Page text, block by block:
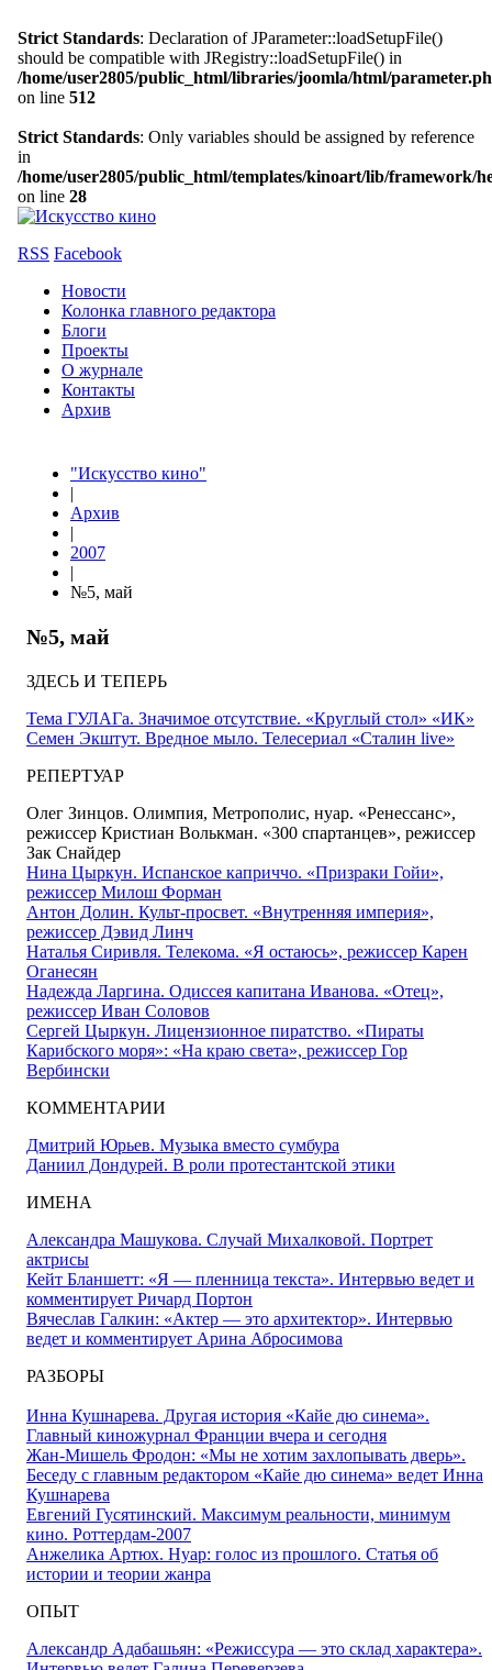
Strict Standards: Declaration of JParameter::loadSetupFile()
should be compatible with JRegistry::loadSetupFile() in
/home/user2805/public_html/libraries/joomla/html/
on line 512
Strict Standards: Only variables should be assigned by reference
in
/home/user2805/public_html/templates/kinoart/lib/framework/
on line 28
RSS Facebook
Новости
Колонка главного редактора
Блоги
Проекты
О журнале
Контакты
Архив
"Искусство кино"
|
Архив
|
2007
|
№5, май
№5, май
ЗДЕСЬ И ТЕПЕРЬ
Тема ГУЛАГа. Значимое отсутствие. «Круглый стол» «ИК»
Семен Экштут. Вредное мыло. Телесериал «Сталин live»
РЕПЕРТУАР
Олег Зинцов. Олимпия, Метрополис, нуар. «Ренессанс»,
режиссер Кристиан Волькман. «300 спартанцев», режиссер
Зак Снайдер
Нина Цыркун. Испанское каприччо. «Призраки Гойи»,
режиссер Милош Форман
Антон Долин. Культ-просвет. «Внутренняя империя»,
режиссер Дэвид Линч
Наталья Сиривля. Телекома. «Я остаюсь», режиссер Карен
Оганесян
Надежда Ларгина. Одиссея капитана Иванова. «Отец»,
режиссер Иван Соловов
Сергей Цыркун. Лицензионное пиратство. «Пираты
Карибского моря»: «На краю света», режиссер Гор
Вербински
КОММЕНТАРИИ
Дмитрий Юрьев. Музыка вместо сумбура
Даниил Дондурей. В роли протестантской этики
ИМЕНА
Александра Машукова. Случай Михалковой. Портрет
актрисы
Кейт Бланшетт: «Я — пленница текста». Интервью ведет и
комментирует Ричард Портон
Вячеслав Галкин: «Актер — это архитектор». Интервью
ведет и комментирует Арина Абросимова
РАЗБОРЫ
Инна Кушнарева. Другая история «Кайе дю синема».
Главный киножурнал Франции вчера и сегодня
Жан-Мишель Фродон: «Мы не хотим захлопывать дверь».
Беседу с главным редактором «Кайе дю синема» ведет Инна
Кушнарева
Евгений Гусятинский. Максимум реальности, минимум
кино. Роттердам-2007
Анжелика Артюх. Нуар: голос из прошлого. Статья об
истории и теории жанра
ОПЫТ
Александр Адабашьян: «Режиссура — это склад характера».